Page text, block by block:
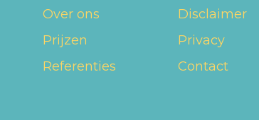
Over ons
Prijzen
Referenties
Disclaimer
Privacy
Contact